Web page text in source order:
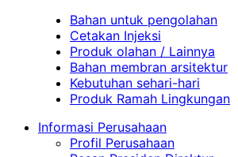
Bahan untuk pengolahan
Cetakan Injeksi
Produk olahan / Lainnya
Bahan membran arsitektur
Kebutuhan sehari-hari
Produk Ramah Lingkungan
Informasi Perusahaan
Profil Perusahaan